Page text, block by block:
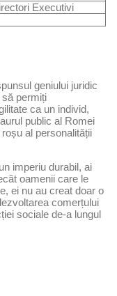
Executivi
geniului juridic
permiți
ca un individ,
public al Romei
al personalității
imperiu durabil, ai
oamenii care le
ei nu au creat doar o
comerțului
sociale de-a lungul